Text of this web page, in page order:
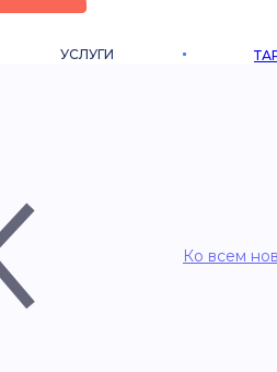
УСЛУГИ
Ко всем